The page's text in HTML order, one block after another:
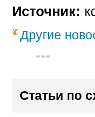
Источник:
Другие
Статьи по